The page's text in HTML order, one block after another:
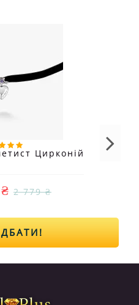
Цирконій
2 779 ₴